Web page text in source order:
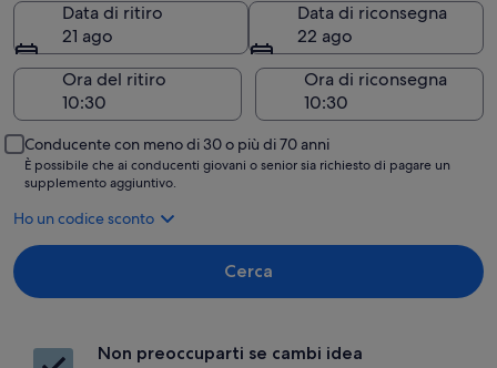
Data di ritiro
21 ago
Data di riconsegna
22 ago
Ora del ritiro
Ora di riconsegna
Conducente con meno di 30 o più di 70 anni
È possibile che ai conducenti giovani o senior sia richiesto di pagare un
supplemento aggiuntivo.
Ho un codice sconto
Cerca
Non preoccuparti se cambi idea